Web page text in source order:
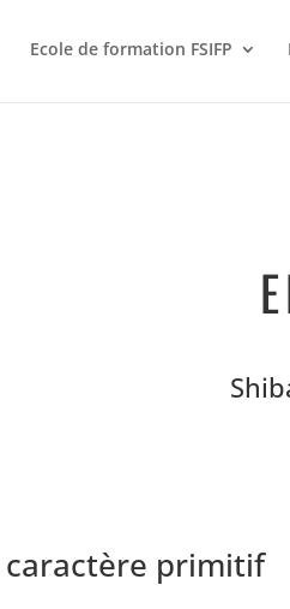
Ecole de formation FSIFP
caractère primitif